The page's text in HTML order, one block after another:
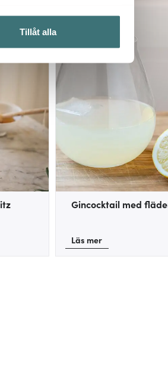
tycker om. Det gör också
som du vill dela med dig
Tillåt alla
Gincocktail med
Läs mer